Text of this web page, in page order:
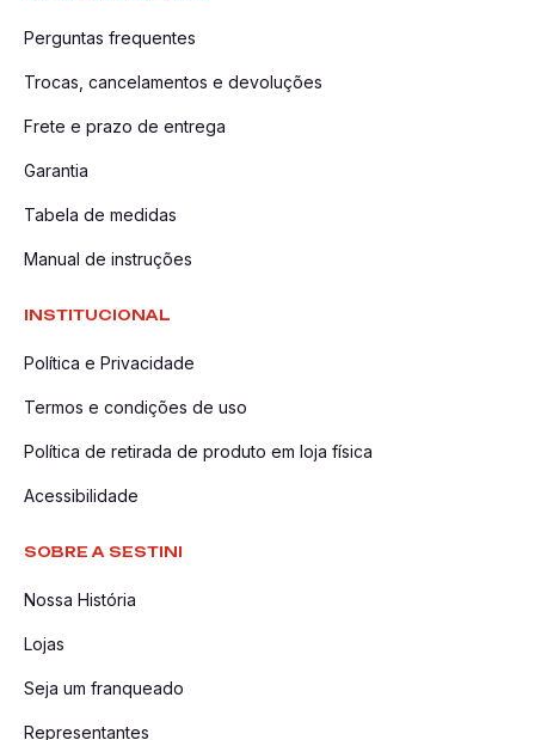
Perguntas frequentes
Trocas, cancelamentos e devoluções
Frete e prazo de entrega
Garantia
Tabela de medidas
Manual de instruções
INSTITUCIONAL
Política e Privacidade
Termos e condições de uso
Política de retirada de produto em loja física
Acessibilidade
SOBRE A SESTINI
Nossa História
Lojas
Seja um franqueado
Representantes